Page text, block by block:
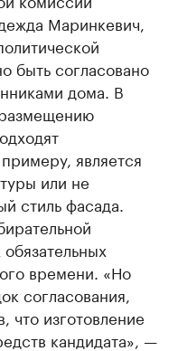
Маринкевич,
быть согласовано
дома. В
является
или не
стиль фасада.
времени. «Но
согласования,
что изготовление
кандидата», —